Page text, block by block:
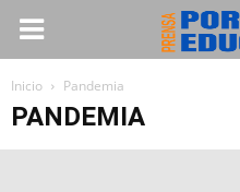
Inicio Pandemia
PANDEMIA